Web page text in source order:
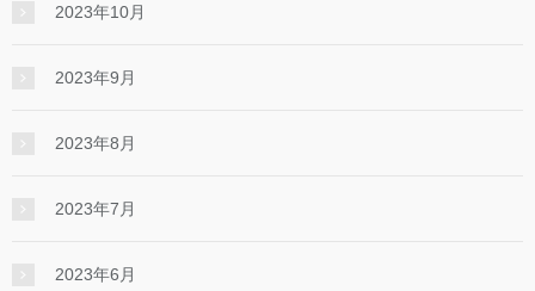
2023年10月
2023年9月
2023年8月
2023年7月
2023年6月